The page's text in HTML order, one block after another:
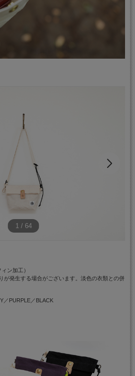
1 / 64
ン加工）
が発生する場合がございます。淡色の衣類との併
／PURPLE／BLACK